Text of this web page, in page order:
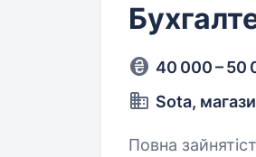
40 000 – 50
Sota,
Повна зайнятість.